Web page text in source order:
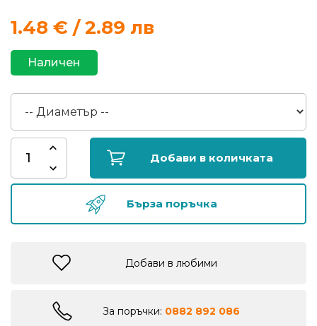
риболов
Куки
за
риболов
риболов
Къмпинг
Лодки
1.48 € / 2.89 лв
Наличен
Добави в количката
Бърза поръчка
Добави в любими
За поръчки: 0882 892 086